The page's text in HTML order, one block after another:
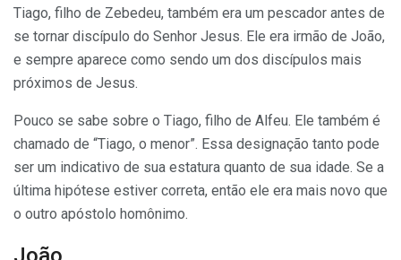
Tiago, filho de Zebedeu, também era um pescador antes de
se tornar discípulo do Senhor Jesus. Ele era irmão de João,
e sempre aparece como sendo um dos discípulos mais
próximos de Jesus.
Pouco se sabe sobre o Tiago, filho de Alfeu. Ele também é
chamado de “Tiago, o menor”. Essa designação tanto pode
ser um indicativo de sua estatura quanto de sua idade. Se a
última hipótese estiver correta, então ele era mais novo que
o outro apóstolo homônimo.